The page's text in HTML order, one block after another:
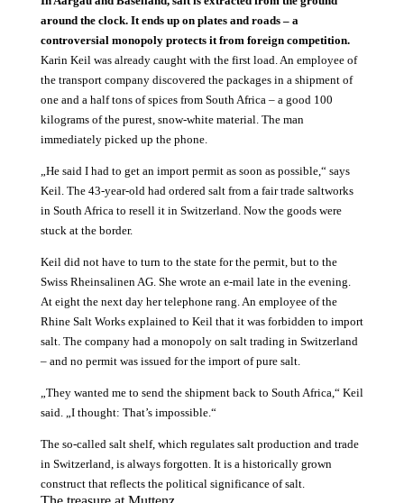
around the clock. It ends up on plates and roads – a
controversial monopoly protects it from foreign competition.
Karin Keil was already caught with the first load. An employee of
the transport company discovered the packages in a shipment of
one and a half tons of spices from South Africa – a good 100
kilograms of the purest, snow-white material. The man
immediately picked up the phone.
„He said I had to get an import permit as soon as possible,“ says
Keil. The 43-year-old had ordered salt from a fair trade saltworks
in South Africa to resell it in Switzerland. Now the goods were
stuck at the border.
Keil did not have to turn to the state for the permit, but to the
Swiss Rheinsalinen AG. She wrote an e-mail late in the evening.
At eight the next day her telephone rang. An employee of the
Rhine Salt Works explained to Keil that it was forbidden to import
salt. The company had a monopoly on salt trading in Switzerland
– and no permit was issued for the import of pure salt.
„They wanted me to send the shipment back to South Africa,“ Keil
said. „I thought: That’s impossible.“
The so-called salt shelf, which regulates salt production and trade
in Switzerland, is always forgotten. It is a historically grown
construct that reflects the political significance of salt.